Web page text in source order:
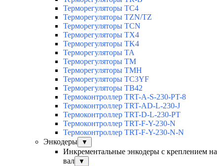
Терморегуляторы TC4
Терморегуляторы TZN/TZ
Терморегуляторы TCN
Терморегуляторы TX4
Терморегуляторы TK4
Терморегуляторы TA
Терморегуляторы TM
Терморегуляторы TMH
Терморегуляторы TC3YF
Терморегуляторы TB42
Термоконтроллер TRT-A-S-230-PT-8
Термоконтроллер TRT-AD-L-230-J
Термоконтроллер TRT-D-L-230-PT
Термоконтроллер TRT-F-Y-230-N
Термоконтроллер TRT-F-Y-230-N-N
Энкодеры
▼
Инкрементальные энкодеры с креплением на
вал
▼